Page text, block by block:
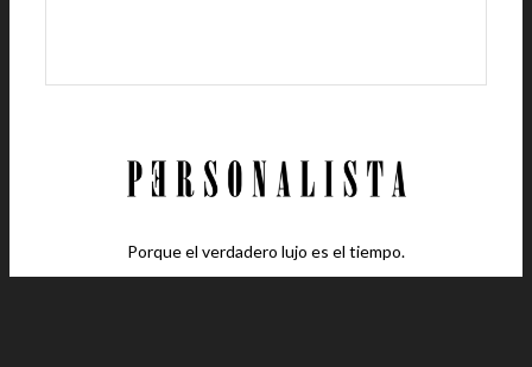
Porque el verdadero lujo es el tiempo.